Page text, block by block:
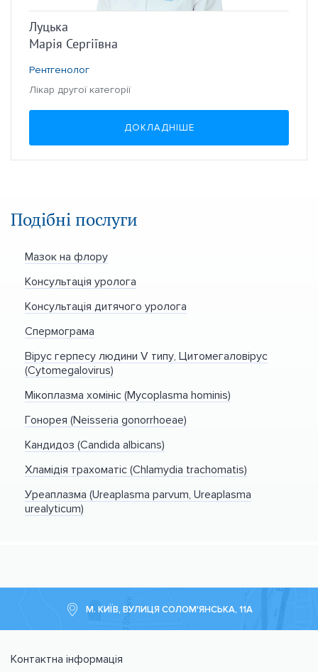
Луцька
Марія Сергіївна
Рентгенолог
Лікар другої категорії
ДОКЛАДНІШЕ
Подібні послуги
Мазок на флору
Консультація уролога
Консультація дитячого уролога
Спермограма
Вірус герпесу людини V типу, Цитомегаловірус
(Cytomegalovirus)
Мікоплазма хомініс (Mycoplasma hominis)
Гонорея (Neisseria gonorrhoeae)
Кандидоз (Candida albicans)
Хламідія трахоматіс (Chlamydia trachomatis)
Уреаплазма (Ureaplasma parvum, Ureaplasma
urealyticum)
М. КИЇВ, ВУЛИЦЯ СОЛОМ'ЯНСЬКА, 11А
Контактна інформація